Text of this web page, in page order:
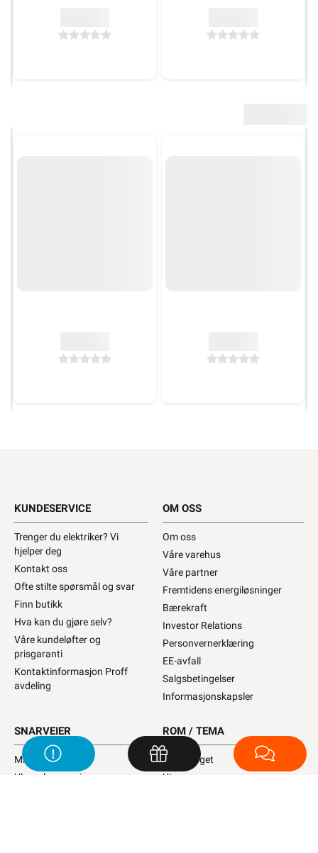
KUNDESERVICE
Trenger du elektriker? Vi
hjelper deg
Kontakt oss
Ofte stilte spørsmål og svar
Finn butikk
Hva kan du gjøre selv?
Våre kundeløfter og
prisgaranti
Kontaktinformasjon Proff
avdeling
OM OSS
Om oss
Våre varehus
Våre partner
Fremtidens energiløsninger
Bærekraft
Investor Relations
Personvernerklæring
EE-avfall
Salgsbetingelser
Informasjonskapsler
SNARVEIER
Min side
Ukens kampanjer
ROM / TEMA
Hyttetorget
Uterom